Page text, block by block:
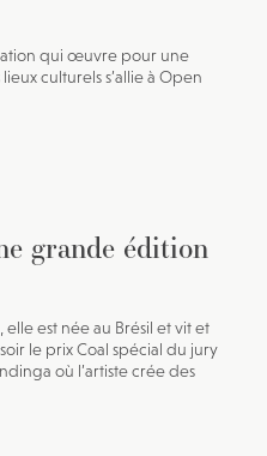
qui œuvre pour une
culturels s’allie à Open
grande édition
elle est née au Brésil et vit et
le prix Coal spécial du jury
où l’artiste crée des